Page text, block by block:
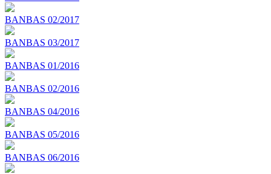
BANBAS 02/2017
BANBAS 03/2017
BANBAS 01/2016
BANBAS 02/2016
BANBAS 04/2016
BANBAS 05/2016
BANBAS 06/2016